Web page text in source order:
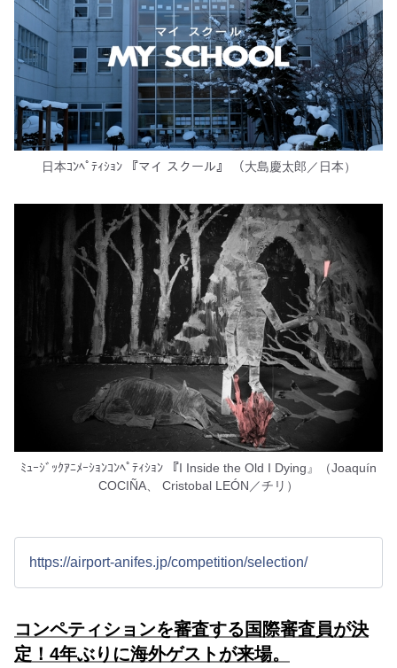
日本ｺﾝﾍﾟﾃｨｼｮﾝ 『マイ スクール』 （大島慶太郎／日本）
ﾐｭｰｼﾞｯｸｱﾆﾒｰｼｮﾝｺﾝﾍﾟﾃｨｼｮﾝ 『I Inside the Old I Dying』（Joaquín
COCIÑA、 Cristobal LEÓN／チリ）
https://airport-anifes.jp/competition/selection/
コンペティションを審査する国際審査員が決
定！4年ぶりに海外ゲストが来場。